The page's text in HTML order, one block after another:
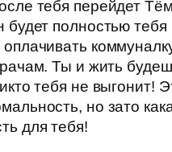
тебя перейдет
будет полностью тебя
Ты и жить
тебя не выгонит!
но зато
для тебя!